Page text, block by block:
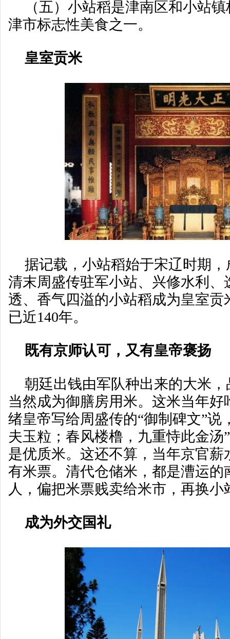
（五）小站稻是津南区和小站
津市标志性美食之一。
皇室贡米
据记载，小站稻始于宋辽时期
清末周盛传驻军小站、兴修水利、
透、香气四溢的小站稻成为皇室贡
已近140年。
既有京师认可，又有皇帝褒扬
朝廷出钱由军队种出来的大米
当然成为御膳房用米。这米当年
绪皇帝写给周盛传的“御制碑文”说
夫玉粒；春风楼橹，九重恃此金汤
是优质米。这还不算，当年京官薪
有米票。清代仓储米，都是漕运的
人，偏把米票贱卖给米市，再换小
成为外交国礼